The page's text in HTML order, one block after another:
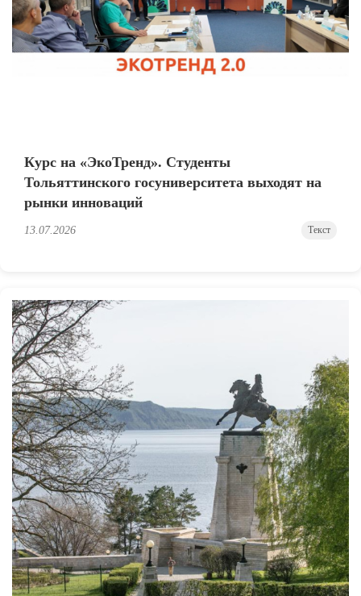
Курс на «ЭкоТренд». Студенты
Тольяттинского госуниверситета выходят на
рынки инноваций
13.07.2026 Текст